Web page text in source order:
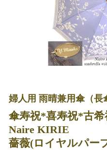
婦人用 雨晴兼用傘（長
傘寿祝*喜寿祝*古希
Naire KIRIE
薔薇(ロイヤルパー